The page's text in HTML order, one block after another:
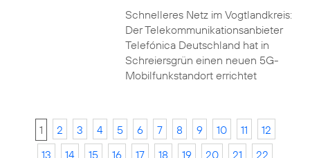
Schnelleres Netz im Vogtlandkreis:
Der Telekommunikationsanbieter
Telefónica Deutschland hat in
Schreiersgrün einen neuen 5G-
Mobilfunkstandort errichtet
1 2 3 4 5 6 7 8 9 10 11
12
13
14 15 16 17 18 19 20 21 22